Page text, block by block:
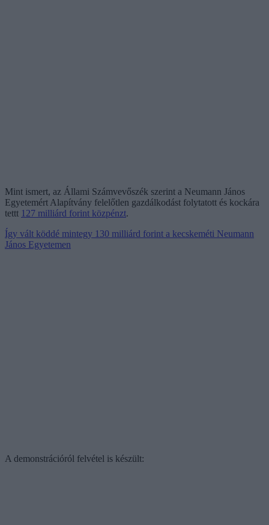
Mint ismert, az Állami Számvevőszék szerint a Neumann János
Egyetemért Alapítvány felelőtlen gazdálkodást folytatott és kockára
tettt 127 milliárd forint közpénzt.
Így vált köddé mintegy 130 milliárd forint a kecskeméti Neumann
János Egyetemen
A demonstrációról felvétel is készült: